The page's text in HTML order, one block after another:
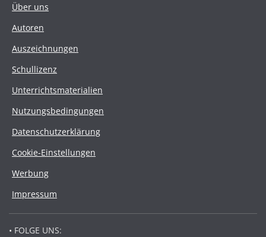
Über uns
Autoren
Auszeichnungen
Schullizenz
Unterrichtsmaterialien
Nutzungsbedingungen
Datenschutzerklärung
Cookie-Einstellungen
Werbung
Impressum
• FOLGE UNS: